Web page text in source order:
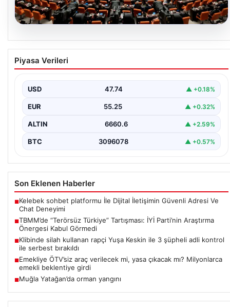
07.08.2026
TBMM’de “Terörsüz Türkiye” Tartışması:
İYİ Parti’nin Araştırma Önergesi Kabul
Türkiye Büyük Millet Meclisi Genel Kurulu’nda, İYİ Parti
Piyasa Verileri
USD 47.74 ▲ +0.18%
EUR 55.25 ▲ +0.32%
ALTIN 6660.6 ▲ +2.59%
BTC 3096078 ▲ +0.57%
Son Eklenen Haberler
■Kelebek sohbet platformu İle Dijital İletişimin Güvenli Adresi Ve
Chat Deneyimi
■TBMM’de “Terörsüz Türkiye” Tartışması: İYİ Parti’nin Araştırma
Önergesi Kabul Görmedi
■Klibinde silah kullanan rapçi Yuşa Keskin ile 3 şüpheli adli kontrol
ile serbest bırakıldı
■Emekliye ÖTV’siz araç verilecek mi, yasa çıkacak mı? Milyonlarca
emekli beklentiye girdi
■Muğla Yatağan’da orman yangını